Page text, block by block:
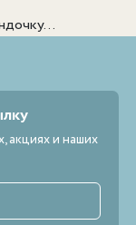
акциях и наших